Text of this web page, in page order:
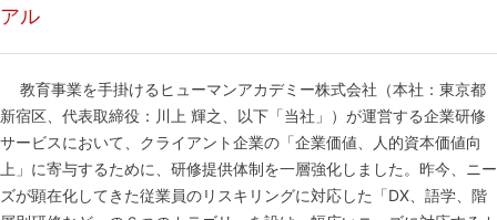
アル
教育事業を手掛けるヒューマンアカデミー株式会社（本社：東京都
新宿区、代表取締役：川上 輝之、以下「当社」）が運営する企業研修
サービスにおいて、クライアント企業の「企業価値、人的資本価値向
上」に寄与するために、研修提供体制を一層強化しました。昨今、ニー
ズが顕在化してきた従業員のリスキリングに対応した「DX、語学、階